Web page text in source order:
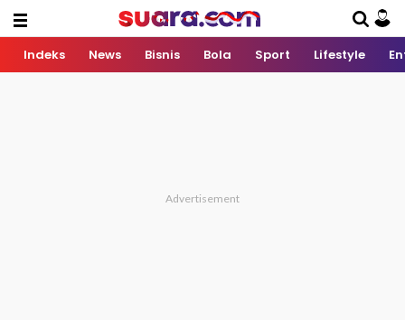
Indeks News Bisnis Bola Sport Lifestyle